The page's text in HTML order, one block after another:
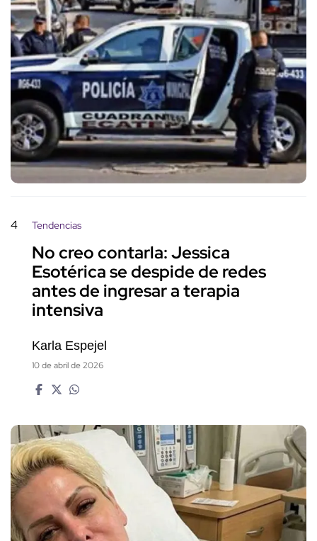
4 Tendencias
No creo contarla: Jessica
Esotérica se despide de redes
antes de ingresar a terapia
intensiva
Karla Espejel
10 de abril de 2026